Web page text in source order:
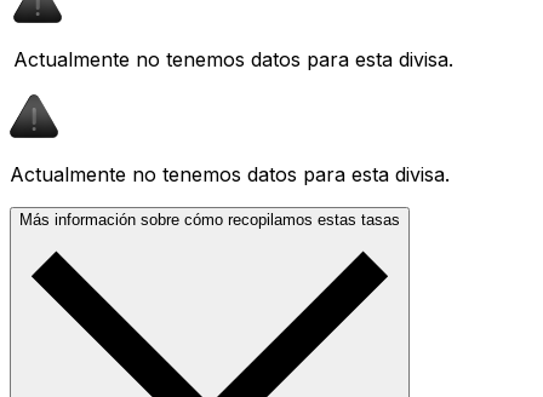
Actualmente no tenemos datos para esta divisa.
Actualmente no tenemos datos para esta divisa.
Más información sobre cómo recopilamos estas tasas